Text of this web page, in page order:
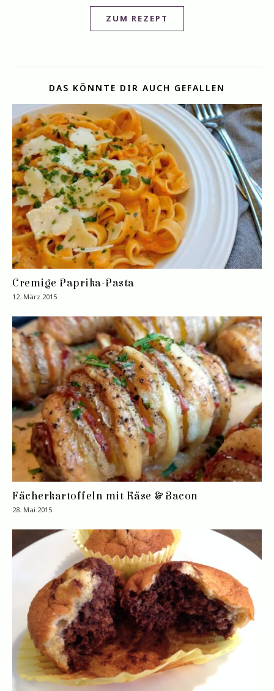
ZUM REZEPT
DAS KÖNNTE DIR AUCH GEFALLEN
Cremige Paprika-Pasta
12. März 2015
Fächerkartoffeln mit Käse & Bacon
28. Mai 2015